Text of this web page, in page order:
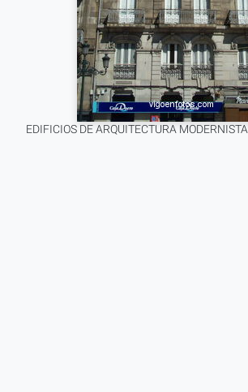
EDIFICIOS DE ARQUITECTURA MODERNISTA.